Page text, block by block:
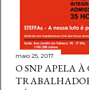
maio 25, 2017
O SNP APELA À